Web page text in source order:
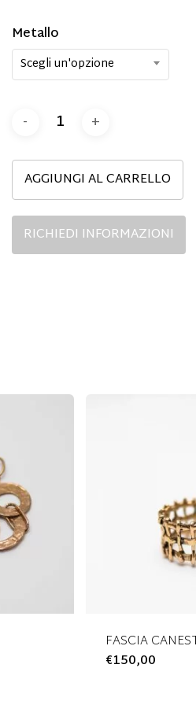
Metallo
Scegli un'opzione
AGGIUNGI AL CARRELLO
RICHIEDI INFORMAZIONI
FASCIA
€150,00Questo